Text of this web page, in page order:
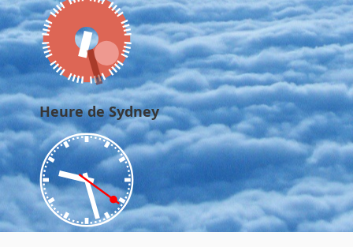
Heure de Sydney